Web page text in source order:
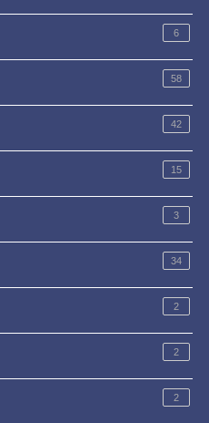
6
58
42
15
3
34
2
2
2